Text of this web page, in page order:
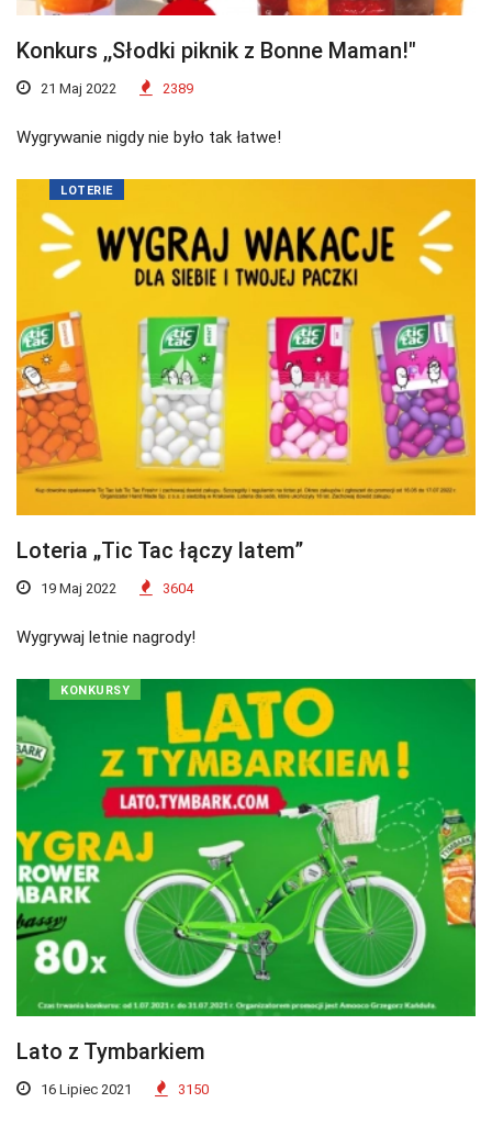
Konkurs ,,Słodki piknik z Bonne Maman!"
21 Maj 2022 2389
Wygrywanie nigdy nie było tak łatwe!
LOTERIE
Loteria „Tic Tac łączy latem”
19 Maj 2022 3604
Wygrywaj letnie nagrody!
KONKURSY
Lato z Tymbarkiem
16 Lipiec 2021 3150